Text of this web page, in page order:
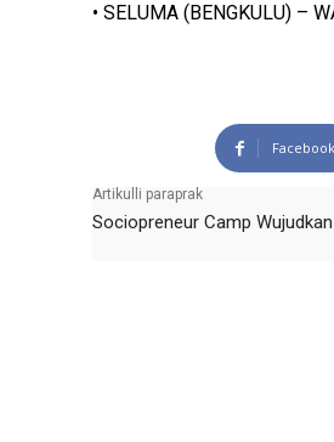
• SELUMA (BENGKULU) –
Facebook
Artikulli paraprak
Sociopreneur Camp